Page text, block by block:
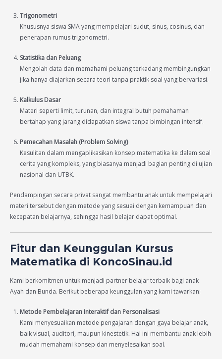
Trigonometri
Khususnya siswa SMA yang mempelajari sudut, sinus, cosinus, dan
penerapan rumus trigonometri.
Statistika dan Peluang
Mengolah data dan memahami peluang terkadang membingungkan
jika hanya diajarkan secara teori tanpa praktik soal yang bervariasi.
Kalkulus Dasar
Materi seperti limit, turunan, dan integral butuh pemahaman
bertahap yang jarang didapatkan siswa tanpa bimbingan intensif.
Pemecahan Masalah (Problem Solving)
Kesulitan dalam mengaplikasikan konsep matematika ke dalam soal
cerita yang kompleks, yang biasanya menjadi bagian penting di ujian
nasional dan UTBK.
Pendampingan secara privat sangat membantu anak untuk mempelajari
materi tersebut dengan metode yang sesuai dengan kemampuan dan
kecepatan belajarnya, sehingga hasil belajar dapat optimal.
Fitur dan Keunggulan Kursus
Matematika di KoncoSinau.id
Kami berkomitmen untuk menjadi partner belajar terbaik bagi anak
Ayah dan Bunda. Berikut beberapa keunggulan yang kami tawarkan:
Metode Pembelajaran Interaktif dan Personalisasi
Kami menyesuaikan metode pengajaran dengan gaya belajar anak,
baik visual, auditori, maupun kinestetik. Hal ini membantu anak lebih
mudah memahami konsep dan menyelesaikan soal.